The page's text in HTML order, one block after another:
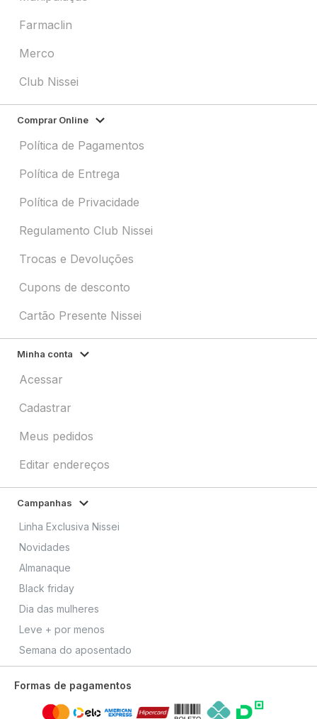
Farmaclin
Merco
Club Nissei
Comprar Online
Política de Pagamentos
Política de Entrega
Política de Privacidade
Regulamento Club Nissei
Trocas e Devoluções
Cupons de desconto
Cartão Presente Nissei
Minha conta
Acessar
Cadastrar
Meus pedidos
Editar endereços
Campanhas
Linha Exclusiva Nissei
Novidades
Almanaque
Black friday
Dia das mulheres
Leve + por menos
Semana do aposentado
Formas de pagamentos